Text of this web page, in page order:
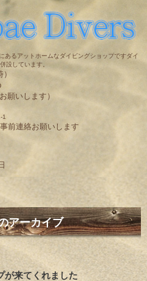
あるアットホームなダイビングショップですダイ
設しています。
願いします）
1
前連絡お願いします
アーカイブ
が来てくれました